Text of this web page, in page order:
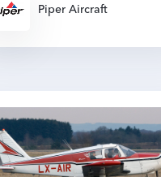
Piper Aircraft